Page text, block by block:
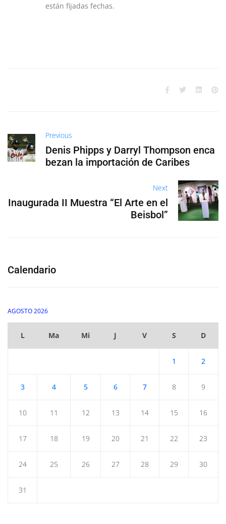
están fijadas fechas.
Previous
Denis Phipps y Darryl Thompson enca
bezan la importación de Caribes
Next
Inaugurada II Muestra “El Arte en el
Beisbol”
Calendario
AGOSTO 2026
L Ma Mi J V S D
1 2
3 4 5 6 7 8 9
10 11 12 13 14 15 16
17 18 19 20 21 22 23
24 25 26 27 28 29 30
31